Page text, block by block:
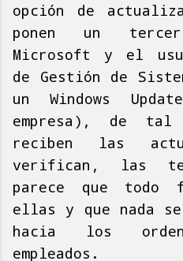
opción de
ponen un
Microsoft y el
de Gestión de
un Windows
empresa), de
reciben las
verifican, las
parece que todo
ellas y que nada
hacia los
empleados.